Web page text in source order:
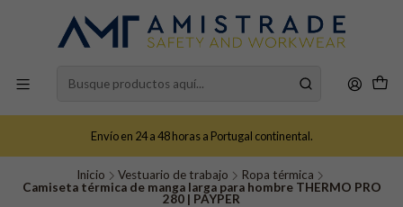
Envío en 24 a 48 horas a Portugal continental.
Inicio Vestuario de trabajo
Ropa térmica
Camiseta térmica de manga larga para hombre THERMO PRO
280 | PAYPER